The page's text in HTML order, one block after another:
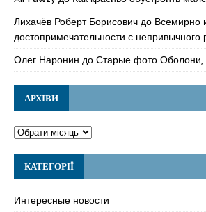
Лихачёв Роберт Борисовичдо Всемирно
достопримечательности с непривычного
Олег Наронин доСтарые фото Оболони,
АРХІВИ
КАТЕГОРІЇ
Интересные новости